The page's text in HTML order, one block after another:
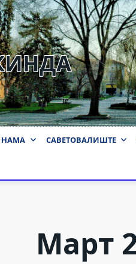
НАМА САВЕТОВАЛИШТЕ
Март